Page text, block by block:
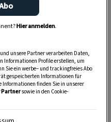
Handy und lieben es, auf
Garten zu werkeln? In
Hier anmelden.
unsere Partner verarbeiten Daten,
Informationen Profile erstellen, um
Sie ein werbe– und trackingfreies Abo
gespeicherten Informationen für
finden Sie in unserer
sowie in den Cookie-